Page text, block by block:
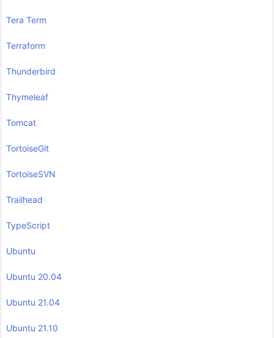
Tera Term
Terraform
Thunderbird
Thymeleaf
Tomcat
TortoiseGit
TortoiseSVN
Trailhead
TypeScript
Ubuntu
Ubuntu 20.04
Ubuntu 21.04
Ubuntu 21.10